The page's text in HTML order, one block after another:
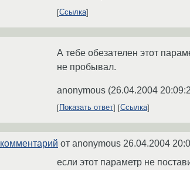
Ссылка
А тебе обезателен этот
не пробывал.
anonymous (26.04.2004
Показать ответ Ссылка
комментарий от anonymous 26.04.2004
если этот параметр не